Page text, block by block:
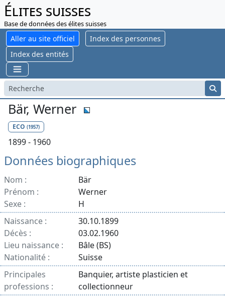
Élites suisses
Base de données des élites suisses
Aller au site officiel
Index des personnes
Index des entités
Bär, Werner
ECO (1957)
1899 - 1960
Données biographiques
Nom :
Bär
Prénom :
Werner
Sexe :
H
Naissance :
30.10.1899
Décès :
03.02.1960
Lieu naissance :
Bâle (BS)
Nationalité :
Suisse
Principales
professions :
Banquier, artiste plasticien et
collectionneur